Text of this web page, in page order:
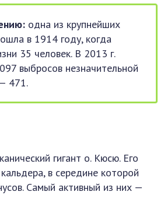
одна из крупнейших
в 1914 году, когда
35 человек. В 2013 г.
выбросов незначительной
471.
гигант о. Кюсю. Его
в середине которой
Самый активный из них —